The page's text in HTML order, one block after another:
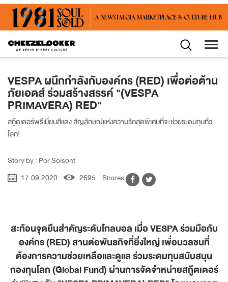
VESPA ผนึกกำลังกับองค์กร (RED) เพื่อต่อต้าน
ภัยเอดส์ ร่วมสร้างสรรค์ "(VESPA
PRIMAVERA) RED"
สกู๊ตเตอร์พรีเมี่ยมสีแดง สัญลักษณ์แห่งความรักสุดพิเศษที่จะช่วยระดมทุนทั่ว
โลก!
Story by : Por Soisont
17.09.2020
2695 Shares
สะท้อนจุดยืนสำคัญระดับโกลบอล เมื่อ VESPA ร่วมมือกับ
องค์กร (RED) สานต่อพันธกิจที่ยิ่งใหญ่ เพื่อมวลชนที่
ต้องการความช่วยเหลือและดูแล ร่วมระดมทุนสนับสนุน
กองทุนโลก (Global Fund) ผ่านการจัดจำหน่ายสกู๊ตเตอร์